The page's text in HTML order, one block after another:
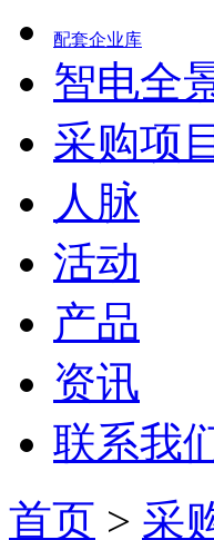
配套企业库
智电全
采购项目
人脉
活动
产品
资讯
联系我
首页 > 采